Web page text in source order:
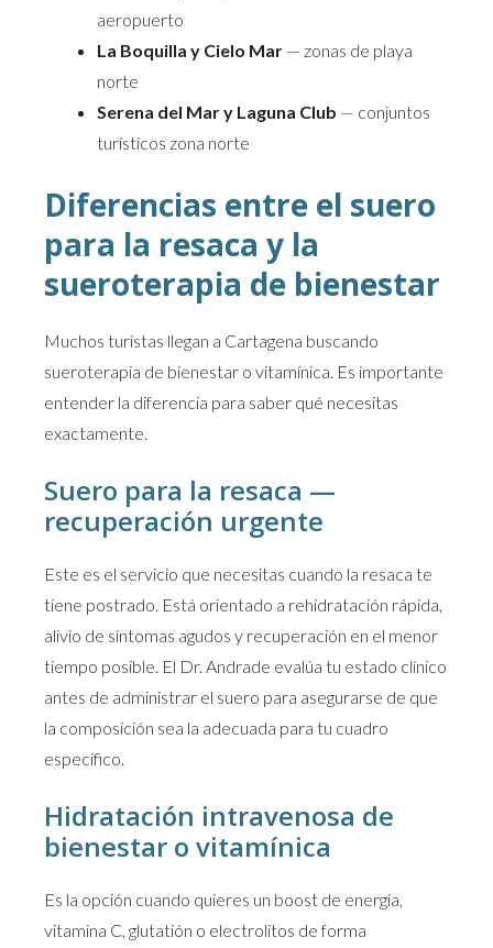
aeropuerto
La Boquilla y Cielo Mar — zonas de playa
norte
Serena del Mar y Laguna Club — conjuntos
turísticos zona norte
Diferencias entre el suero
para la resaca y la
sueroterapia de bienestar
Muchos turistas llegan a Cartagena buscando
sueroterapia de bienestar o vitamínica. Es importante
entender la diferencia para saber qué necesitas
exactamente.
Suero para la resaca —
recuperación urgente
Este es el servicio que necesitas cuando la resaca te
tiene postrado. Está orientado a rehidratación rápida,
alivio de síntomas agudos y recuperación en el menor
tiempo posible. El Dr. Andrade evalúa tu estado clínico
antes de administrar el suero para asegurarse de que
la composición sea la adecuada para tu cuadro
específico.
Hidratación intravenosa de
bienestar o vitamínica
Es la opción cuando quieres un boost de energía,
vitamina C, glutatión o electrolitos de forma